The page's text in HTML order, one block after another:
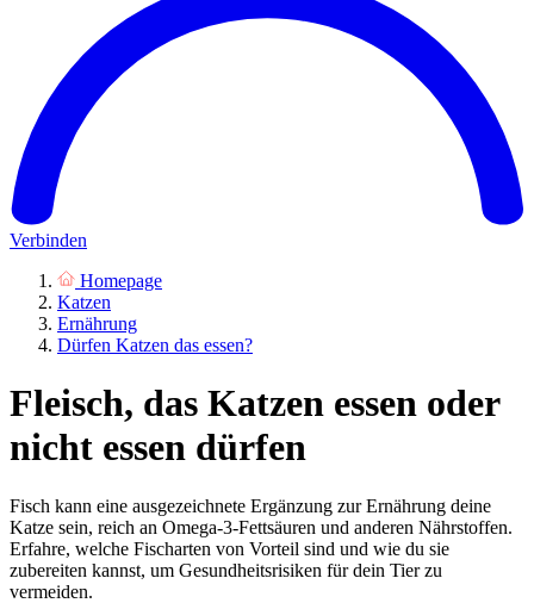
Verbinden
Homepage
Katzen
Ernährung
Dürfen Katzen das essen?
Fleisch, das Katzen essen oder
nicht essen dürfen
Fisch kann eine ausgezeichnete Ergänzung zur Ernährung deine
Katze sein, reich an Omega-3-Fettsäuren und anderen Nährstoffen.
Erfahre, welche Fischarten von Vorteil sind und wie du sie
zubereiten kannst, um Gesundheitsrisiken für dein Tier zu
vermeiden.